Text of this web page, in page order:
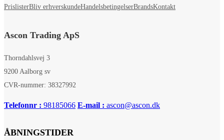
PrislisterBliv erhverskundeHandelsbetingelserBrandsKontakt
Ascon Trading ApS
Thorndahlsvej 3
9200 Aalborg sv
CVR-nummer: 38327992
Telefonnr : 98185066 E-mail : ascon@ascon.dk
ÅBNINGSTIDER